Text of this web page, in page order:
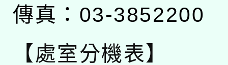
傳真：03-3852200
【處室分機表】